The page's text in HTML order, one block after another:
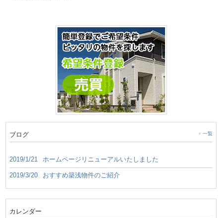
ブログ 一覧
2019/1/21 ホームページリニューアルいたしました
2019/3/20 おすすめ築浅物件のご紹介
カレンダー